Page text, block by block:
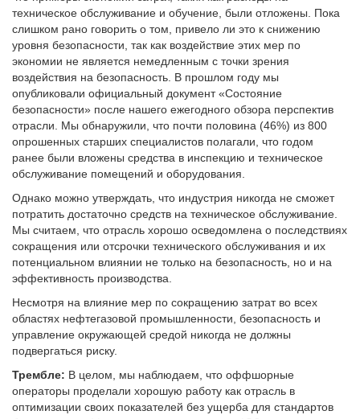
техническое обслуживание и обучение, были отложены. Пока
слишком рано говорить о том, привело ли это к снижению
уровня безопасности, так как воздействие этих мер по
экономии не является немедленным с точки зрения
воздействия на безопасность. В прошлом году мы
опубликовали официальный документ «Состояние
безопасности» после нашего ежегодного обзора перспектив
отрасли. Мы обнаружили, что почти половина (46%) из 800
опрошенных старших специалистов полагали, что годом
ранее были вложены средства в инспекцию и техническое
обслуживание помещений и оборудования.
Однако можно утверждать, что индустрия никогда не сможет
потратить достаточно средств на техническое обслуживание.
Мы считаем, что отрасль хорошо осведомлена о последствиях
сокращения или отсрочки технического обслуживания и их
потенциальном влиянии не только на безопасность, но и на
эффективность производства.
Несмотря на влияние мер по сокращению затрат во всех
областях нефтегазовой промышленности, безопасность и
управление окружающей средой никогда не должны
подвергаться риску.
Трембле: В целом, мы наблюдаем, что оффшорные
операторы проделали хорошую работу как отрасль в
оптимизации своих показателей без ущерба для стандартов